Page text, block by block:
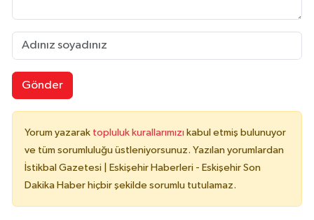
Gönder
Yorum yazarak topluluk kurallarımızı kabul etmiş bulunuyor
ve tüm sorumluluğu üstleniyorsunuz. Yazılan yorumlardan
İstikbal Gazetesi | Eskişehir Haberleri - Eskişehir Son
Dakika Haber hiçbir şekilde sorumlu tutulamaz.